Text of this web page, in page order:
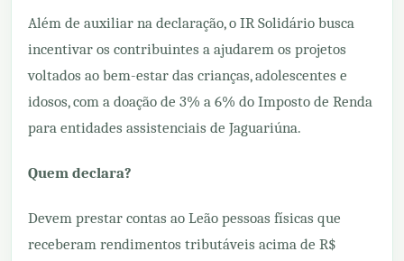
Além de auxiliar na declaração, o IR Solidário busca
incentivar os contribuintes a ajudarem os projetos
voltados ao bem-estar das crianças, adolescentes e
idosos, com a doação de 3% a 6% do Imposto de Renda
para entidades assistenciais de Jaguariúna.
Quem declara?
Devem prestar contas ao Leão pessoas físicas que
receberam rendimentos tributáveis acima de R$